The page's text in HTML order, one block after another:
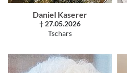
Daniel Kaserer
† 27.05.2026
Tschars